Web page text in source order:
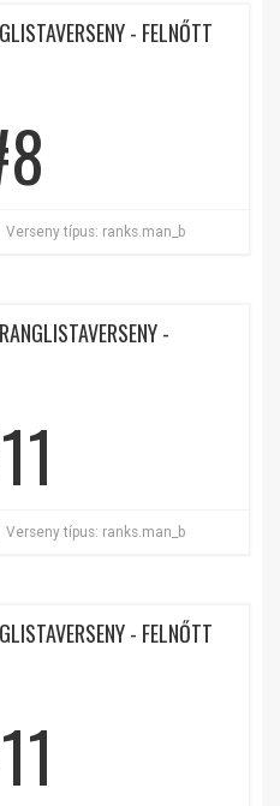
- FELNŐTT
Verseny típus: ranks.man_b
-
Verseny típus: ranks.man_b
- FELNŐTT